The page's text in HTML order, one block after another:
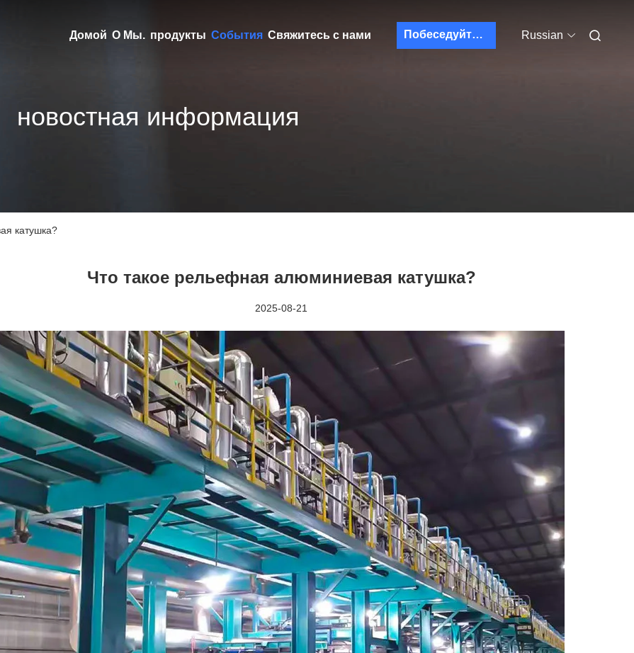
Домой О Мы. продукты События Свяжитесь с нами Побеседуйте теперь Russian
новостная информация
катушка?
Что такое рельефная алюминиевая катушка?
2025-08-21